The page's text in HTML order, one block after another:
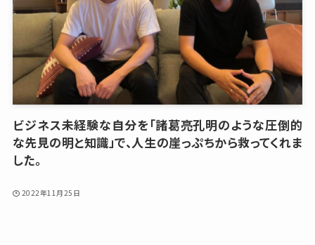
ビジネス未経験な自分を「諸葛亮孔明のような圧倒的
な先見の明と知識」で、人生の崖っぷちから救ってくれま
した。
2022年11月25日